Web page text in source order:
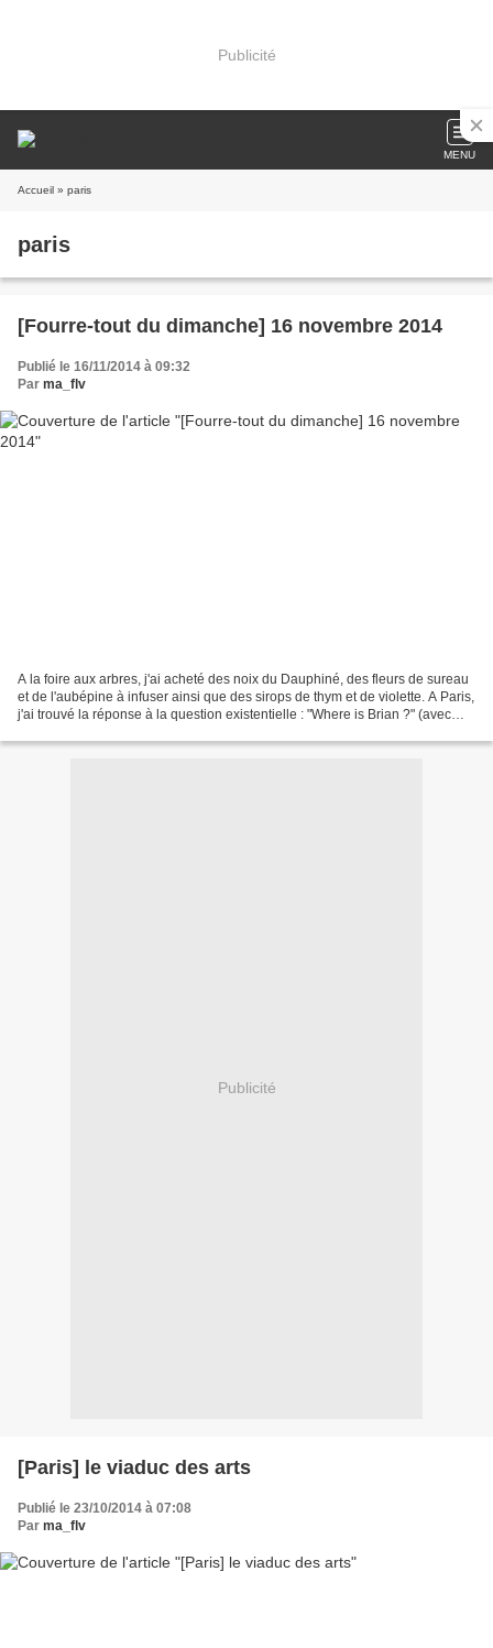
Publicité
MENU
Accueil » paris
paris
[Fourre-tout du dimanche] 16 novembre 2014
Publié le 16/11/2014 à 09:32
Par ma_flv
A la foire aux arbres, j'ai acheté des noix du Dauphiné, des fleurs de sureau
et de l'aubépine à infuser ainsi que des sirops de thym et de violette. A Paris,
j'ai trouvé la réponse à la question existentielle : "Where is Brian ?" (avec
Publicité
[Paris] le viaduc des arts
Publié le 23/10/2014 à 07:08
Par ma_flv